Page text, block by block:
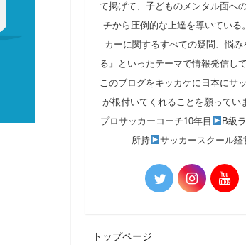
て掲げて、子どものメンタル面へ
チから圧倒的な上達を導いている
カーに関するすべての疑問、悩み
る』といったテーマで情報発信して
このブログをキッカケに日本にサ
が根付いてくれることを願ってい
プロサッカーコーチ10年目
B級
所持
サッカースクール経
トップページ